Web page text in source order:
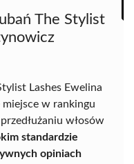
The Stylist
Lashes Ewelina
w rankingu
włosów
standardzie
opiniach